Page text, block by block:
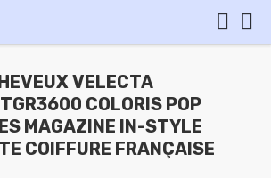
VELECTA
COLORIS POP
MAGAZINE IN-STYLE
COIFFURE FRANÇAISE